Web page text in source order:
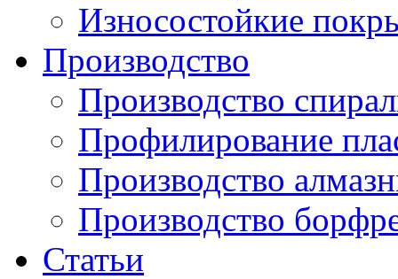
Износостойкие
Производство
Производство
Профилирование
Производство
Производство
Статьи